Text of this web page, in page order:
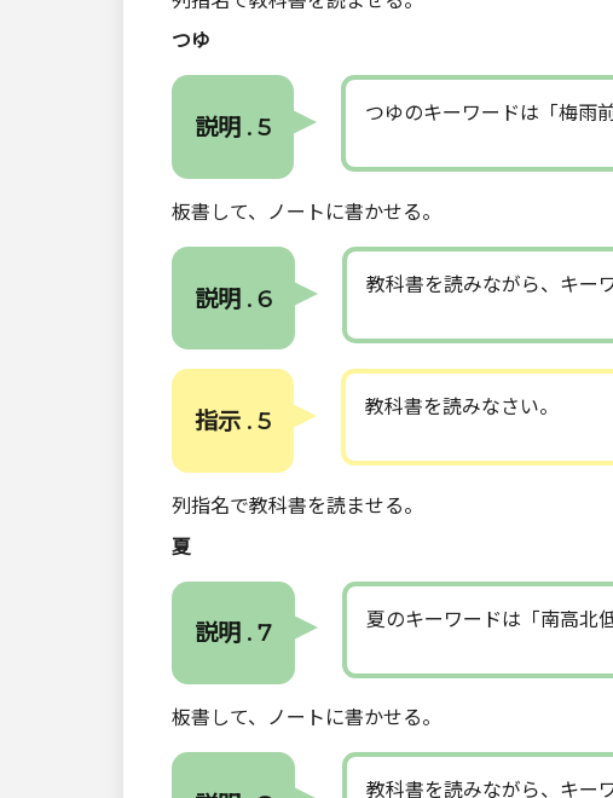
つゆ
説明 . 5 つゆのキーワードは「梅雨前
板書して、ノートに書かせる。
説明 . 6 教科書を読みながら、キー
指示 . 5 教科書を読みなさい。
列指名で教科書を読ませる。
夏
説明 . 7 夏のキーワードは「南高北
板書して、ノートに書かせる。
教科書を読みながら、キー